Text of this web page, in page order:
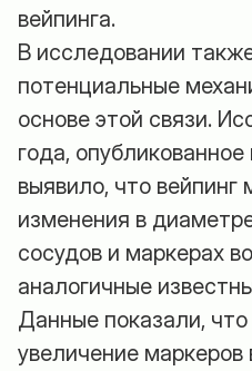
вейпинга.
В исследовании
потенциальные
основе этой связи.
года,
выявило, что вейпинг
изменения в
сосудов и маркерах
аналогичные
Данные показали,
увеличение